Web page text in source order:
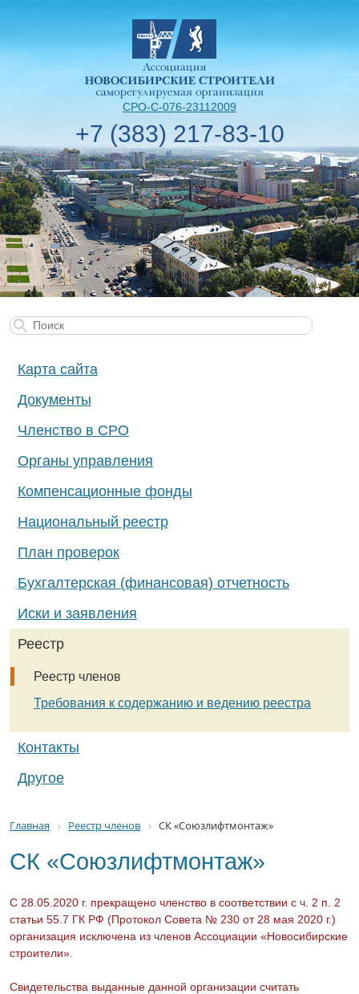
СРО-С-076-23112009
+7 (383) 217-83-10
Карта сайта
Документы
Членство в СРО
Органы управления
Компенсационные фонды
Национальный реестр
План проверок
Бухгалтерская (финансовая) отчетность
Иски и заявления
Реестр
Реестр членов
Требования к содержанию и ведению реестра
Контакты
Другое
Главная Реестр членов СК «Союзлифтмонтаж»
СК «Союзлифтмонтаж»
С 28.05.2020 г. прекращено членство в соответствии с ч. 2 п. 2
статьи 55.7 ГК РФ (Протокол Совета № 230 от 28 мая 2020 г.)
организация исключена из членов Ассоциации «Новосибирские
строители».
Свидетельства выданные данной организации считать